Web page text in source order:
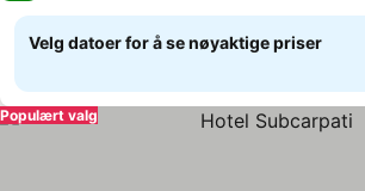
Velg datoer for å se nøyaktige priser
Populært valg